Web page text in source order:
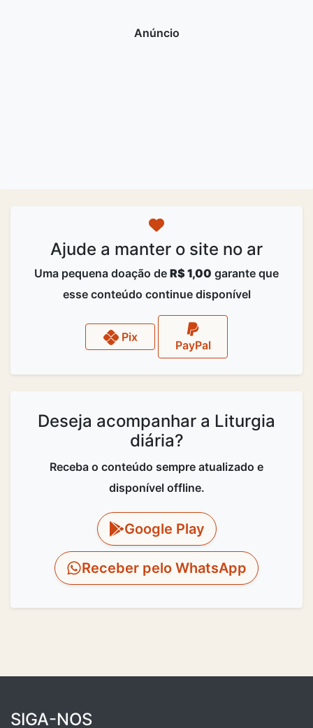
Ajude a manter o site no ar
Uma pequena doação de R$ 1,00 garante que
esse conteúdo continue disponível
Pix
PayPal
Deseja acompanhar a Liturgia
diária?
Receba o conteúdo sempre atualizado e
disponível offline.
Google Play
Receber pelo WhatsApp
SIGA-NOS